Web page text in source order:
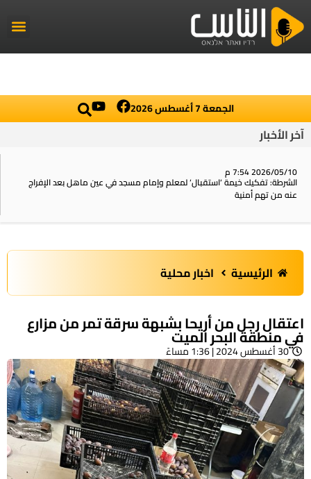
الجمعة 7 أغسطس 2026
آخر الأخبار
2026/05/10 7:54 م
الشرطة: تفكيك خيمة ‘استقبال‘ لمعلم وإمام مسجد في عين ماهل بعد الإفراج
عنه من تهم أمنية
الرئيسية اخبار محلية
اعتقال رجل من أريحا بشبهة سرقة تمر من مزارع
في منطقة البحر الميت
30 أغسطس 2024 | 1:36 مساءً